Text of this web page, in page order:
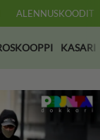
ALENNUSKOODIT
KASARI